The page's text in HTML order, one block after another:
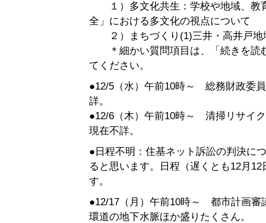
１）多文化共生：学校や地域、教
全」における多文化の視点について
２）まちづくり(1)三井・高井戸地
＊細かい質問項目は、「続きを読
てください。
●12/5（水）午前10時～ 総務財政委
詳。
●12/6（木）午前10時～ 清掃リサイ
現在不詳。
●日程不明：住基ネット訴訟の判決に
ると思います。日程（遅くとも12月
す。
●12/17（月）午前10時～ 都市計画審
環道の地下水脈ほか盛りたくさん。